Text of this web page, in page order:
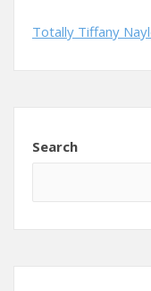
Totally Tiffany
Search